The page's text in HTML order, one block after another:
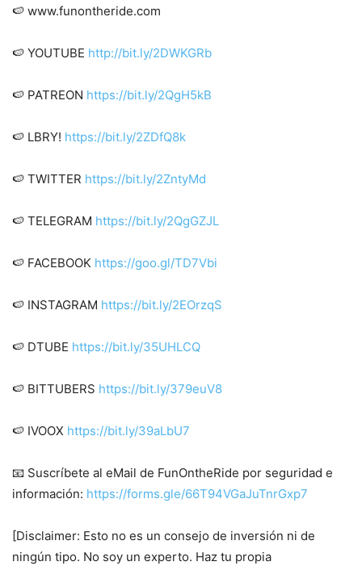
🍉 www.funontheride.com
🍉 YOUTUBE http://bit.ly/2DWKGRb
🍉 PATREON https://bit.ly/2QgH5kB
🍉 LBRY! https://bit.ly/2ZDfQ8k
🍉 TWITTER https://bit.ly/2ZntyMd
🍉 TELEGRAM https://bit.ly/2QgGZJL
🍉 FACEBOOK https://goo.gl/TD7Vbi
🍉 INSTAGRAM https://bit.ly/2EOrzqS
🍉 DTUBE https://bit.ly/35UHLCQ
🍉 BITTUBERS https://bit.ly/379euV8
🍉 IVOOX https://bit.ly/39aLbU7
📧 Suscríbete al eMail de FunOntheRide por seguridad e
información: https://forms.gle/66T94VGaJuTnrGxp7
[Disclaimer: Esto no es un consejo de inversión ni de
ningún tipo. No soy un experto. Haz tu propia